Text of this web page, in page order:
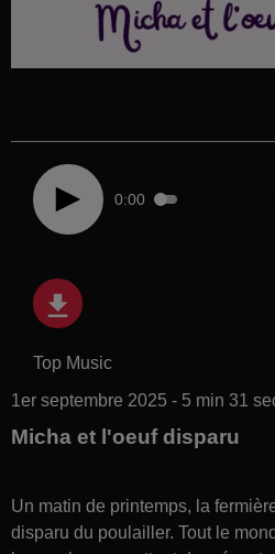
0:00
Top Music
1er septembre 2025 - 5 min 31
Micha et l'oeuf disparu
Un matin de printemps, la
disparu du poulailler. Tout le